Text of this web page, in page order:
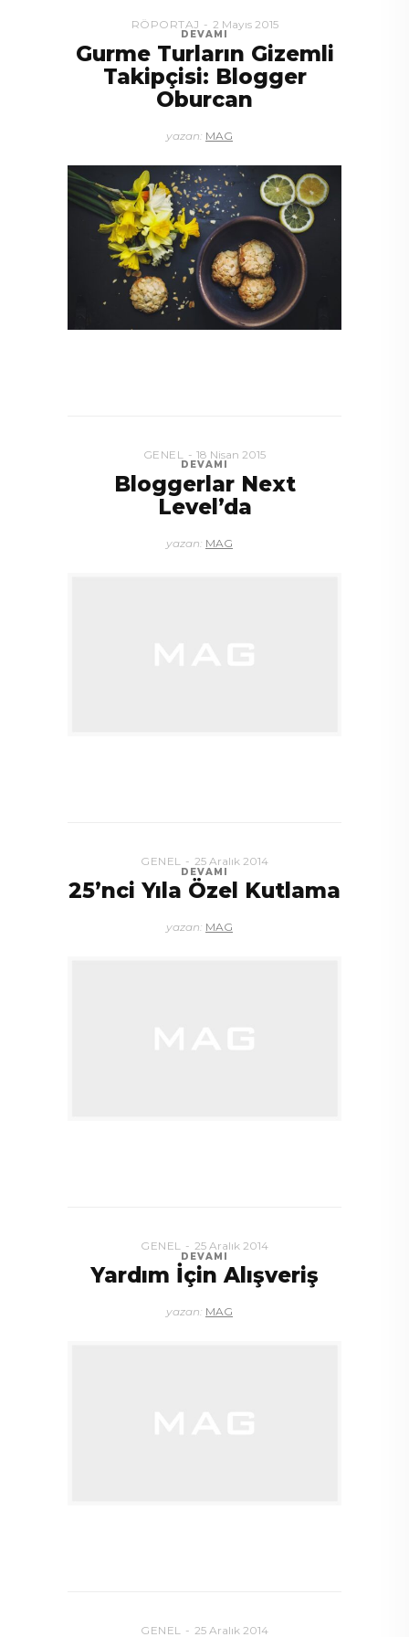
DEVAMI
RÖPORTAJ 2 Mayıs 2015
Gurme Turların Gizemli
Takipçisi: Blogger
Oburcan
yazan: MAG
DEVAMI
GENEL 18 Nisan 2015
Bloggerlar Next
Level’da
yazan: MAG
DEVAMI
GENEL 25 Aralık 2014
25’nci Yıla Özel Kutlama
yazan: MAG
DEVAMI
GENEL 25 Aralık 2014
Yardım İçin Alışveriş
yazan: MAG
GENEL 25 Aralık 2014